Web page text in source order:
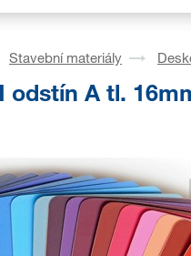
Stavební materiály
odstín A tl.